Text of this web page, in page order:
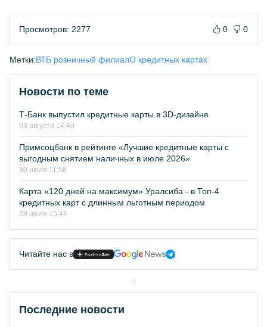
Просмотров: 2277 0 0
Метки:ВТБ розничный филиалО кредитных картах
Новости по теме
Т-Банк выпустил кредитные карты в 3D-дизайне
03 августа 14:40
Примсоцбанк в рейтинге «Лучшие кредитные карты с
выгодным снятием наличных в июле 2026»
30 июля 11:58
Карта «120 дней на максимум» Уралсиба - в Топ-4
кредитных карт с длинным льготным периодом
28 июля 15:44
Читайте нас в
Последние новости